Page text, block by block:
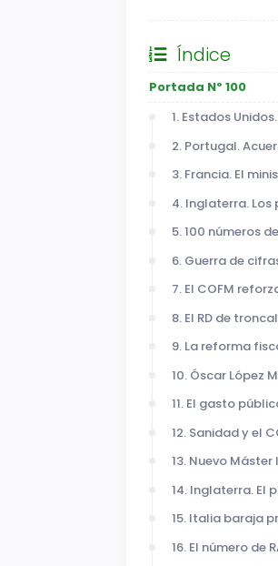
Índice
Portada Nº 100
1. Estados
2. Portugal.
3. Francia. El
4. Inglaterra.
5. 100 números
6. Guerra de
7. El COFM
8. El RD de
9. La reforma
10. Óscar López
11. El gasto
12. Sanidad y el
13. Nuevo
14. Inglaterra. El
15. Italia baraja
16. El número de